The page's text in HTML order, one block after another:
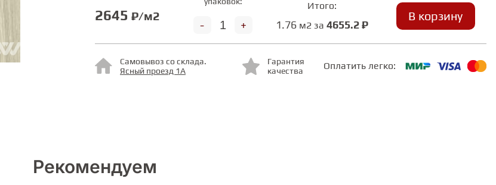
2645 ₽/м2
+
-
Итого:
1.76м2 за 4655.2 ₽
В корзину
Самовывоз со склада.
Ясный проезд 1А
Гарантия
качества
Оплатить легко:
Рекомендуем